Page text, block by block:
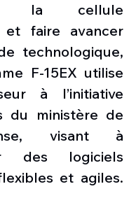
la cellule
et faire avancer
technologique,
F-15EX utilise
à l’initiative
du ministère de
visant à
des logiciels
et agiles.